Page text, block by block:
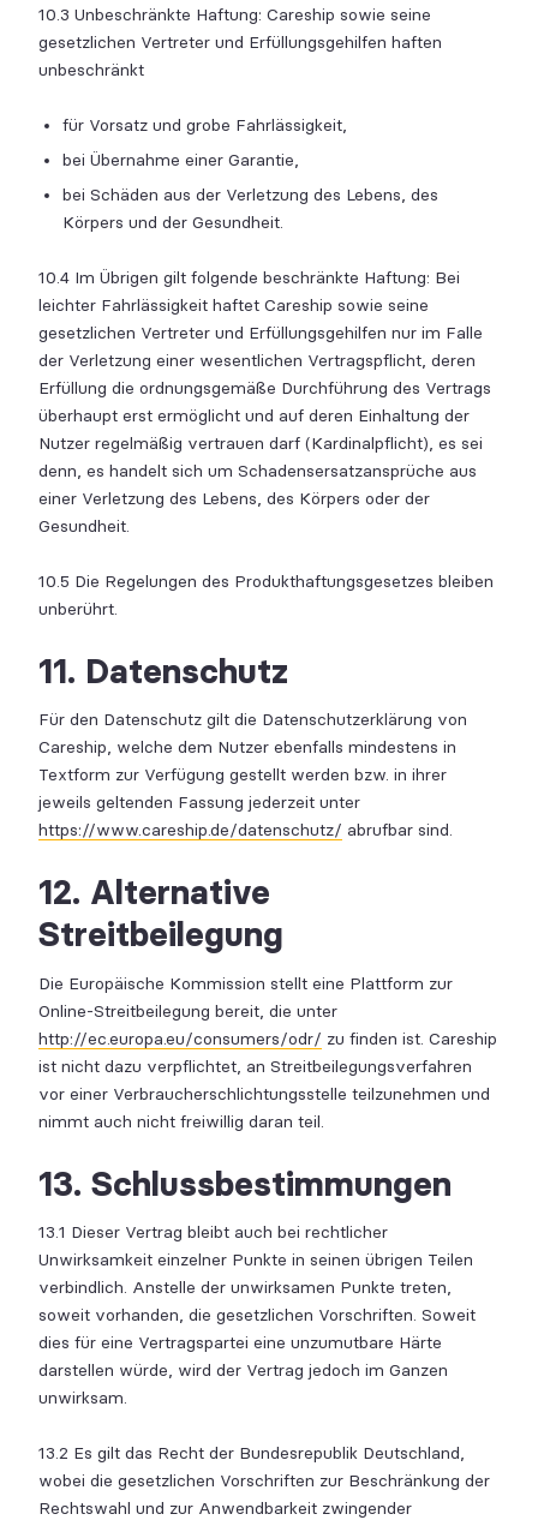
10.3 Unbeschränkte Haftung: Careship sowie seine
gesetzlichen Vertreter und Erfüllungsgehilfen haften
unbeschränkt
für Vorsatz und grobe Fahrlässigkeit,
bei Übernahme einer Garantie,
bei Schäden aus der Verletzung des Lebens, des
Körpers und der Gesundheit.
10.4 Im Übrigen gilt folgende beschränkte Haftung: Bei
leichter Fahrlässigkeit haftet Careship sowie seine
gesetzlichen Vertreter und Erfüllungsgehilfen nur im Falle
der Verletzung einer wesentlichen Vertragspflicht, deren
Erfüllung die ordnungsgemäße Durchführung des Vertrags
überhaupt erst ermöglicht und auf deren Einhaltung der
Nutzer regelmäßig vertrauen darf (Kardinalpflicht), es sei
denn, es handelt sich um Schadensersatzansprüche aus
einer Verletzung des Lebens, des Körpers oder der
Gesundheit.
10.5 Die Regelungen des Produkthaftungsgesetzes bleiben
unberührt.
11. Datenschutz
Für den Datenschutz gilt die Datenschutzerklärung von
Careship, welche dem Nutzer ebenfalls mindestens in
Textform zur Verfügung gestellt werden bzw. in ihrer
jeweils geltenden Fassung jederzeit unter
https://www.careship.de/datenschutz/ abrufbar sind.
12. Alternative
Streitbeilegung
Die Europäische Kommission stellt eine Plattform zur
Online-Streitbeilegung bereit, die unter
http://ec.europa.eu/consumers/odr/ zu finden ist. Careship
ist nicht dazu verpflichtet, an Streitbeilegungsverfahren
vor einer Verbraucherschlichtungsstelle teilzunehmen und
nimmt auch nicht freiwillig daran teil.
13. Schlussbestimmungen
13.1 Dieser Vertrag bleibt auch bei rechtlicher
Unwirksamkeit einzelner Punkte in seinen übrigen Teilen
verbindlich. Anstelle der unwirksamen Punkte treten,
soweit vorhanden, die gesetzlichen Vorschriften. Soweit
dies für eine Vertragspartei eine unzumutbare Härte
darstellen würde, wird der Vertrag jedoch im Ganzen
unwirksam.
13.2 Es gilt das Recht der Bundesrepublik Deutschland,
wobei die gesetzlichen Vorschriften zur Beschränkung der
Rechtswahl und zur Anwendbarkeit zwingender